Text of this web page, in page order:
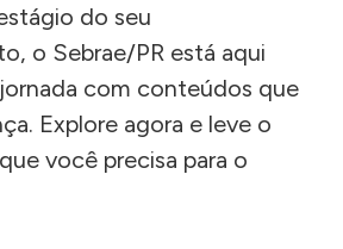
do seu
o Sebrae/PR está aqui
jornada com conteúdos que
Explore agora e leve o
você precisa para o